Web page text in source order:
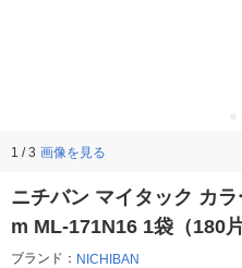
1 / 3 画像を見る
ニチバン マイタック カ
m ML-171N16 1袋（180片
ブランド： NICHIBAN